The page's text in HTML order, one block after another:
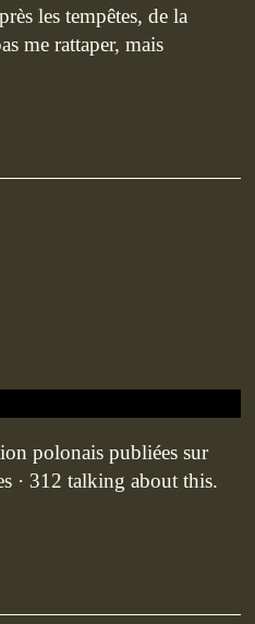
les tempêtes, de la
me rattaper, mais
polonais publiées sur
· 312 talking about this.